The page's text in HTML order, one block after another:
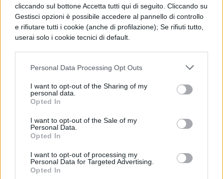
cliccando sul bottone Accetta tutti qui di seguito. Cliccando su
Gestisci opzioni è possibile accedere al pannello di controllo
e rifiutare tutti i cookie (anche di profilazione); Se rifiuti tutto,
userai solo i cookie tecnici di default.
Personal Data Processing Opt Outs
I want to opt-out of the Sharing of my
personal data.
Opted In
I want to opt-out of the Sale of my
Personal Data.
Opted In
I want to opt-out of processing my
Personal Data for Targeted Advertising.
Opted In
scarto temporale piuttosto netta tra
passato e presente e per sottolineare la
fugacità della bellezza. Un
atemporalecon un carattere sentenzioso
che intende esprimere la perennità
dell'Amore del poeta.
Scarica il contenuto